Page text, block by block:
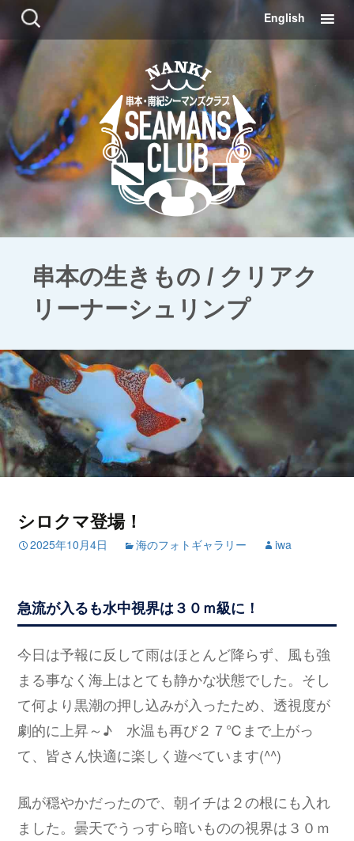
検
索:
コ
ン
ツ
に
English
串本の生きもの / クリアク
リーナーシュリンプ
シロクマ登場！
2025年10月4日 海のフォトギャラリー iwa
急流が入るも水中視界は３０ｍ級に！
今日は予報に反して雨はほとんど降らず、風も強
まる事なく海上はとても静かな状態でした。そし
て何より黒潮の押し込みが入ったため、透視度が
劇的に上昇～♪ 水温も再び２７℃まで上がっ
て、皆さん快適に楽しく遊べています(^^)
風が穏やかだったので、朝イチは２の根にも入れ
ました。曇天でうっすら暗いものの視界は３０ｍ